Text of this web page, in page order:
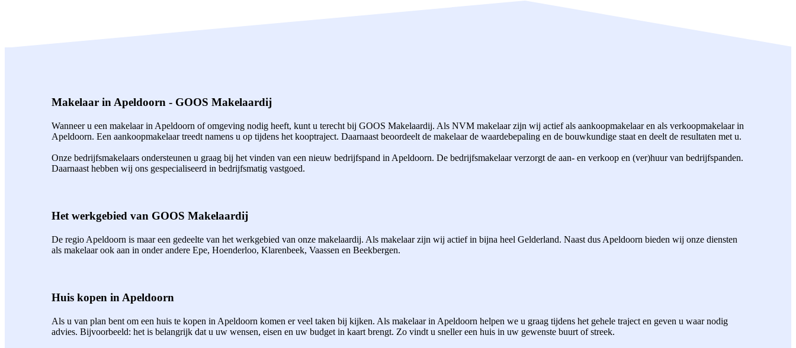
Makelaar in Apeldoorn - GOOS Makelaardij
Wanneer u een makelaar in Apeldoorn of omgeving nodig heeft, kunt u terecht bij GOOS Makelaardij. Als NVM makelaar zijn wij actief als aankoopmakelaar en als verkoopmakelaar in
Apeldoorn. Een aankoopmakelaar treedt namens u op tijdens het kooptraject. Daarnaast beoordeelt de makelaar de waardebepaling en de bouwkundige staat en deelt de resultaten met u.
Onze bedrijfsmakelaars ondersteunen u graag bij het vinden van een nieuw bedrijfspand in Apeldoorn. De bedrijfsmakelaar verzorgt de aan- en verkoop en (ver)huur van bedrijfspanden.
Daarnaast hebben wij ons gespecialiseerd in bedrijfsmatig vastgoed.
Het werkgebied van GOOS Makelaardij
De regio Apeldoorn is maar een gedeelte van het werkgebied van onze makelaardij. Als makelaar zijn wij actief in bijna heel Gelderland. Naast dus Apeldoorn bieden wij onze diensten
als makelaar ook aan in onder andere Epe, Hoenderloo, Klarenbeek, Vaassen en Beekbergen.
Huis kopen in Apeldoorn
Als u van plan bent om een huis te kopen in Apeldoorn komen er veel taken bij kijken. Als makelaar in Apeldoorn helpen we u graag tijdens het gehele traject en geven u waar nodig
advies. Bijvoorbeeld: het is belangrijk dat u uw wensen, eisen en uw budget in kaart brengt. Zo vindt u sneller een huis in uw gewenste buurt of streek.